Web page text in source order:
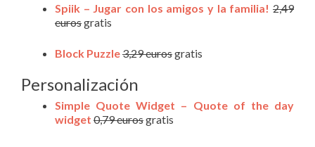
Spiik – Jugar con los amigos y la familia! 2,49
eurosgratis
Block Puzzle3,29 eurosgratis
Personalización
Simple Quote Widget – Quote of the day
widget 0,79 eurosgratis